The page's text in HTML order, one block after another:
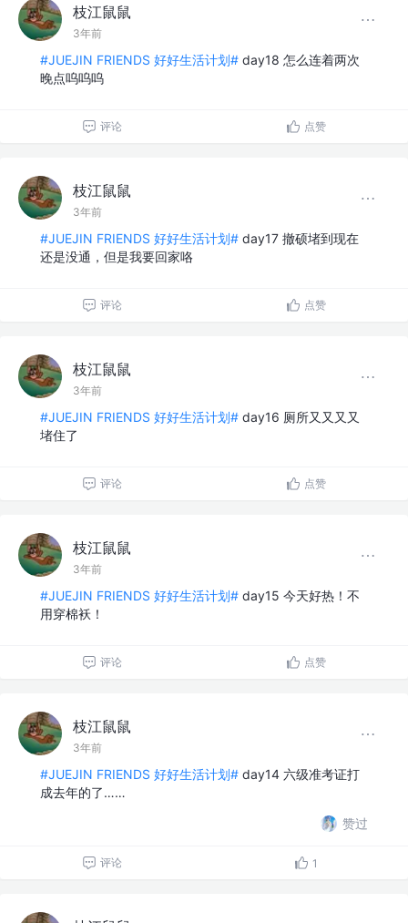
枝江鼠鼠
3年前
#JUEJIN FRIENDS 好好生活计划# day18 怎么连着两次
晚点呜呜呜
评论 点赞
枝江鼠鼠
3年前
#JUEJIN FRIENDS 好好生活计划# day17 撤硕堵到现在
还是没通，但是我要回家咯
评论 点赞
枝江鼠鼠
3年前
#JUEJIN FRIENDS 好好生活计划# day16 厕所又又又又
堵住了
评论 点赞
枝江鼠鼠
3年前
#JUEJIN FRIENDS 好好生活计划# day15 今天好热！不
用穿棉袄！
评论 点赞
枝江鼠鼠
3年前
#JUEJIN FRIENDS 好好生活计划# day14 六级准考证打
成去年的了……
赞过
评论 1